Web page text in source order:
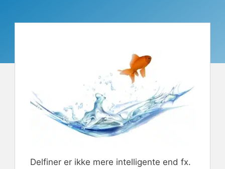
Delfiner er ikke mere intelligente end fx.